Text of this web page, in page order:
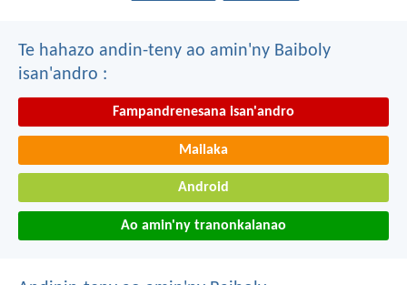
Te hahazo andin-teny ao amin'ny Baiboly
isan'andro :
Fampandrenesana isan'andro
Mailaka
Android
Ao amin'ny tranonkalanao